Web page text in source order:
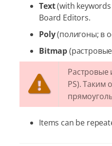
Text(with
Board Editors.
Poly(полигоны; в
Bitmap
Растровые
PS). Таким
Items can be